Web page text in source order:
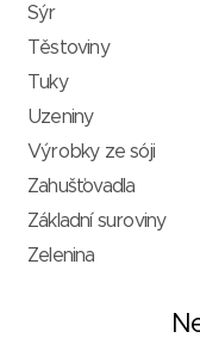
Sýr
Těstoviny
Tuky
Uzeniny
Výrobky ze sóji
Zahušťovadla
Základní suroviny
Zelenina